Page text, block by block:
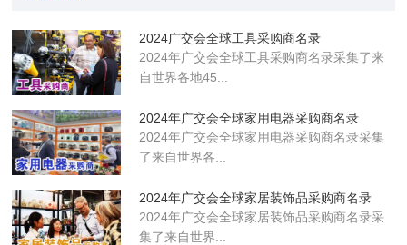
2024广交会全球工具采购商名录
2024年广交会全球工具采购商名录采集了来
自世界各地45...
2024年广交会全球家用电器采购商名录
2024年广交会全球家用电器采购商名录采集
了来自世界各...
2024年广交会全球家居装饰品采购商名录
2024年广交会全球家居装饰品采购商名录采
集了来自世界...